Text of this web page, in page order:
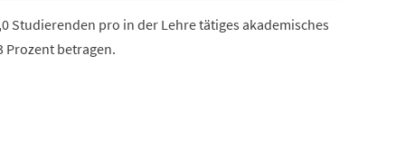
Studierenden pro in der Lehre tätiges akademisches
Prozent betragen.